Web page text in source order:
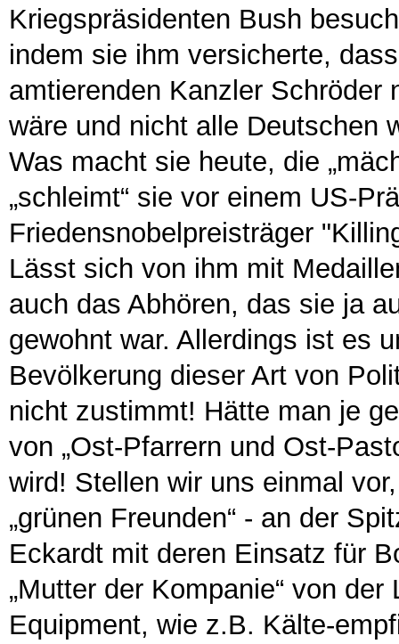
Kriegspräsidenten Bush
indem sie ihm versicherte,
amtierenden Kanzler Schröder
wäre und nicht alle Deutschen
Was macht sie heute, die
„schleimt“ sie vor einem US-
Friedensnobelpreisträger
Lässt sich von ihm mit
auch das Abhören, das sie ja
gewohnt war. Allerdings ist es
Bevölkerung dieser Art von
nicht zustimmt! Hätte man je
von „Ost-Pfarrern und Ost-
wird! Stellen wir uns einmal
„grünen Freunden“ - an der
Eckardt mit deren Einsatz für
„Mutter der Kompanie“ von
Equipment, wie z.B. Kälte-